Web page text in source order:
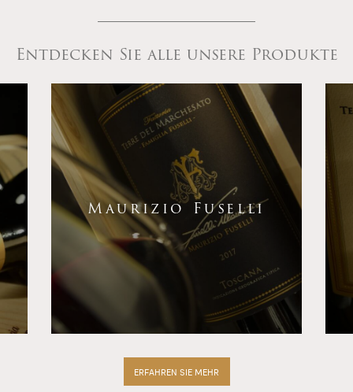
Entdecken Sie alle unsere Produkte
Maurizio Fuselli
ERFAHREN SIE MEHR